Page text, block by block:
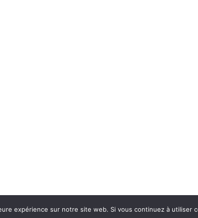
expérience sur notre site web. Si vous continuez à